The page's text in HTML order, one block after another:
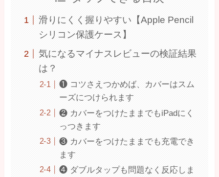
滑りにくく握りやすい【Apple Pencil
シリコン保護ケース】
気になるマイナスレビューの検証結果
は？
❶ コツさえつかめば、カバーはスム
ーズにつけられます
❷ カバーをつけたままでもiPadにく
っつきます
❸ カバーをつけたままでも充電でき
ます
❹ ダブルタップも問題なく反応しま